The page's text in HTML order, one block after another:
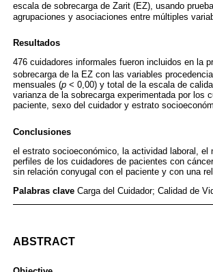
escala de sobrecarga de Zarit (EZ), usando
agrupaciones y asociaciones entre múltiples
Resultados
476 cuidadores informales fueron incluidos en la
sobrecarga de la EZ con las variables
mensuales (p < 0,00) y total de la escala de
varianza de la sobrecarga experimentada por los
paciente, sexo del cuidador y estrato
Conclusiones
el estrato socioeconómico, la actividad laboral,
perfiles de los cuidadores de pacientes con
sin relación conyugal con el paciente y con una
Palabras clave Carga del Cuidador; Calidad de
ABSTRACT